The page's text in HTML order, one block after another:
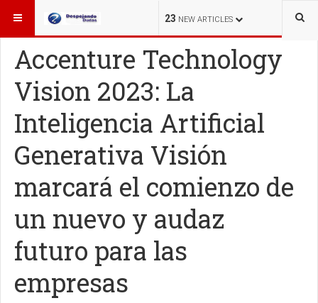
23 NEW ARTICLES
ESTÁ AQUÍ: INNOVACIÓN
Accenture Technology
Vision 2023: La
Inteligencia Artificial
Generativa Visión
marcará el comienzo de
un nuevo y audaz
futuro para las
empresas